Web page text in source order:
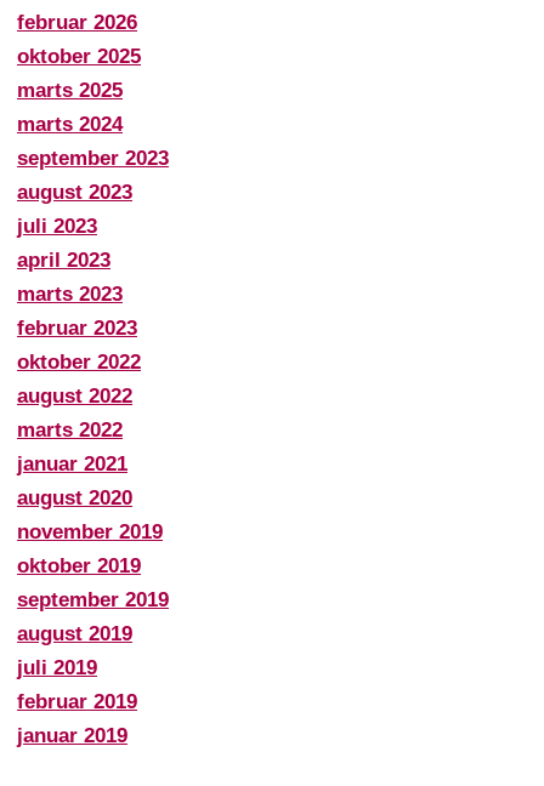
februar 2026
oktober 2025
marts 2025
marts 2024
september 2023
august 2023
juli 2023
april 2023
marts 2023
februar 2023
oktober 2022
august 2022
marts 2022
januar 2021
august 2020
november 2019
oktober 2019
september 2019
august 2019
juli 2019
februar 2019
januar 2019